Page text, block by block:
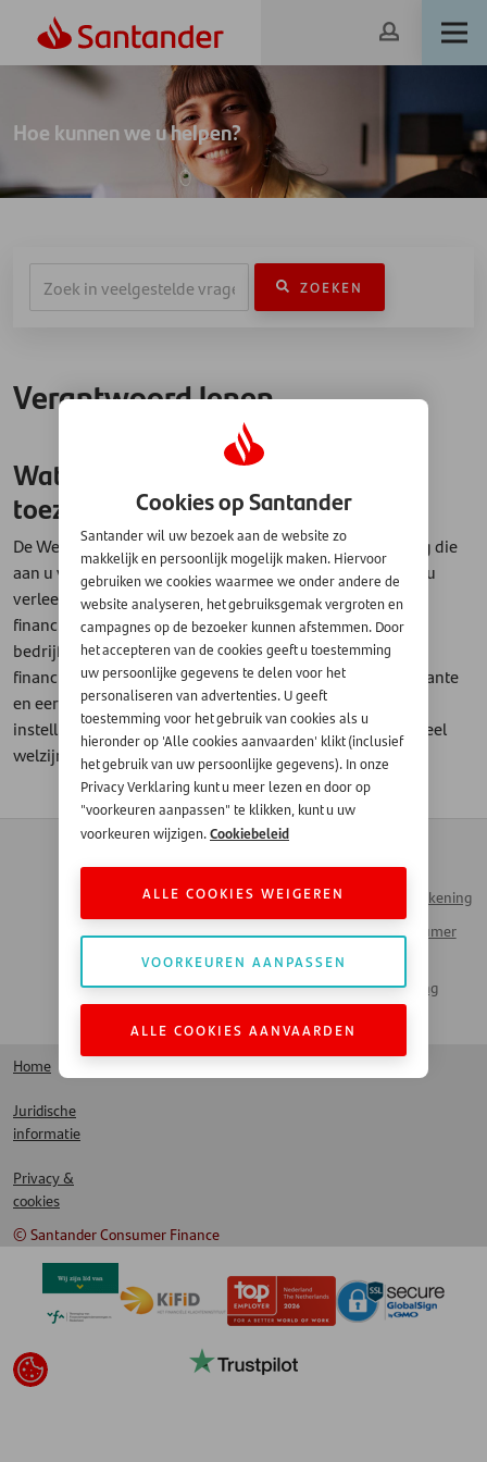
Hoe kunnen we u helpen?
ZOEKEN
Verantwoord lenen
Wat betekent de Wet financieel
toezicht voor u als klant?
De Wet financieel toezicht zorgt ervoor dat de financiering die
aan u verstrekt wordt, op een verantwoorde manier aan u
verleend wordt. De AFM als toezichthouder op de Wet
financieel toezicht, zorgt ervoor dat het publiek, het
bedrijfsleven en de overheid vertrouwen hebben in de
financiële markten. En dat deze markten op een transparante
en eerlijke manier werken. Zo zorgen we als financiele
instelling samen met de AFM voor een duurzaam financieel
welzijn in Nederland.
Contact
Money Talks
Automotive
Inloggen Mijn Rekening
Santander Consumer
Bank
Santander Leasing
LinkedIn
Home
Juridische
informatie
Privacy &
cookies
© Santander Consumer Finance
Cookies op Santander
Santander wil uw bezoek aan de website zo
makkelijk en persoonlijk mogelijk maken. Hiervoor
gebruiken we cookies waarmee we onder andere de
website analyseren, het gebruiksgemak vergroten en
campagnes op de bezoeker kunnen afstemmen. Door
het accepteren van de cookies geeft u toestemming
uw persoonlijke gegevens te delen voor het
personaliseren van advertenties. U geeft
toestemming voor het gebruik van cookies als u
hieronder op 'Alle cookies aanvaarden' klikt (inclusief
het gebruik van uw persoonlijke gegevens). In onze
Privacy Verklaring kunt u meer lezen en door op
"voorkeuren aanpassen" te klikken, kunt u uw
voorkeuren wijzigen.Cookiebeleid
ALLE COOKIES WEIGEREN
VOORKEUREN AANPASSEN
ALLE COOKIES AANVAARDEN